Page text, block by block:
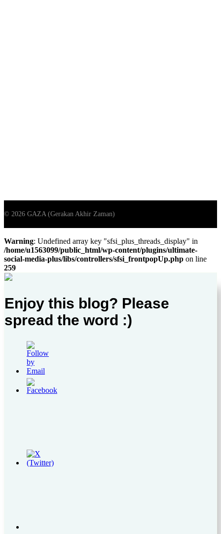
Warning: Undefined array key "sfsi_plus_threads_display" in
/home/u1563099/public_html/wp-content/plugins/ultimate-
social-media-plus/libs/controllers/sfsi_frontpopUp.php on line
259
Enjoy this blog? Please
spread the word :)